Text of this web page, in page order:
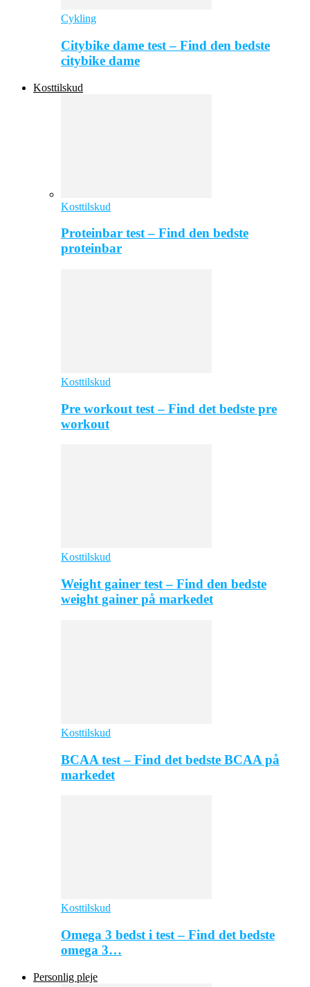
Cykling
Citybike dame test – Find den bedste
citybike dame
Kosttilskud
Kosttilskud
Proteinbar test – Find den bedste
proteinbar
Kosttilskud
Pre workout test – Find det bedste pre
workout
Kosttilskud
Weight gainer test – Find den bedste
weight gainer på markedet
Kosttilskud
BCAA test – Find det bedste BCAA på
markedet
Kosttilskud
Omega 3 bedst i test – Find det bedste
omega 3…
Personlig pleje